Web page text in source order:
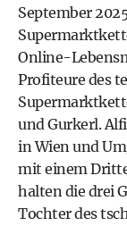
September
Online-
Profiteure des
und Gurkerl.
in Wien und
mit einem
halten die drei
Tochter des